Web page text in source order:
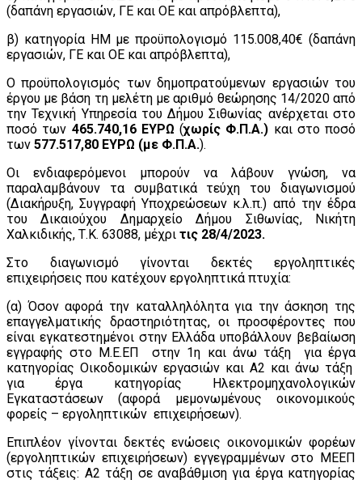
(δαπάνη εργασιών, ΓΕ και ΟΕ και απρόβλεπτα),
β) κατηγορία ΗΜ με προϋπολογισμό 115.008,40€ (δαπάνη
εργασιών, ΓΕ και ΟΕ και απρόβλεπτα),
Ο προϋπολογισμός των δημοπρατούμενων εργασιών του
έργου με βάση τη μελέτη με αριθμό θεώρησης 14/2020 από
την Τεχνική Υπηρεσία του Δήμου Σιθωνίας ανέρχεται στο
ποσό των 465.740,16 ΕΥΡΩ (χωρίς Φ.Π.Α.) και στο ποσό
των 577.517,80 ΕΥΡΩ (με Φ.Π.Α.).
Οι ενδιαφερόμενοι μπορούν να λάβουν γνώση, να
παραλαμβάνουν τα συμβατικά τεύχη του διαγωνισμού
(Διακήρυξη, Συγγραφή Υποχρεώσεων κ.λ.π.) από την έδρα
του Δικαιούχου Δημαρχείο Δήμου Σιθωνίας, Νικήτη
Χαλκιδικής, Τ.Κ. 63088, μέχρι τις 28/4/2023.
Στο διαγωνισμό γίνονται δεκτές εργοληπτικές
επιχειρήσεις που κατέχουν εργοληπτικά πτυχία:
(α) Όσον αφορά την καταλληλόλητα για την άσκηση της
επαγγελματικής δραστηριότητας, οι προσφέροντες που
είναι εγκατεστημένοι στην Ελλάδα υποβάλλουν βεβαίωση
εγγραφής στο Μ.Ε.ΕΠ στην 1η και άνω τάξη για έργα
κατηγορίας Οικοδομικών εργασιών και Α2 και άνω τάξη
για έργα κατηγορίας Ηλεκτρομηχανολογικών
Εγκαταστάσεων (αφορά μεμονωμένους οικονομικούς
φορείς – εργοληπτικών επιχειρήσεων).
Επιπλέον γίνονται δεκτές ενώσεις οικονομικών φορέων
(εργοληπτικών επιχειρήσεων) εγγεγραμμένων στο ΜΕΕΠ
στις τάξεις: Α2 τάξη σε αναβάθμιση για έργα κατηγορίας